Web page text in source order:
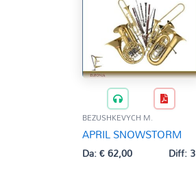
BEZUSHKEVYCH M.
APRIL SNOWSTORM
Da:€62,00 Diff: 3